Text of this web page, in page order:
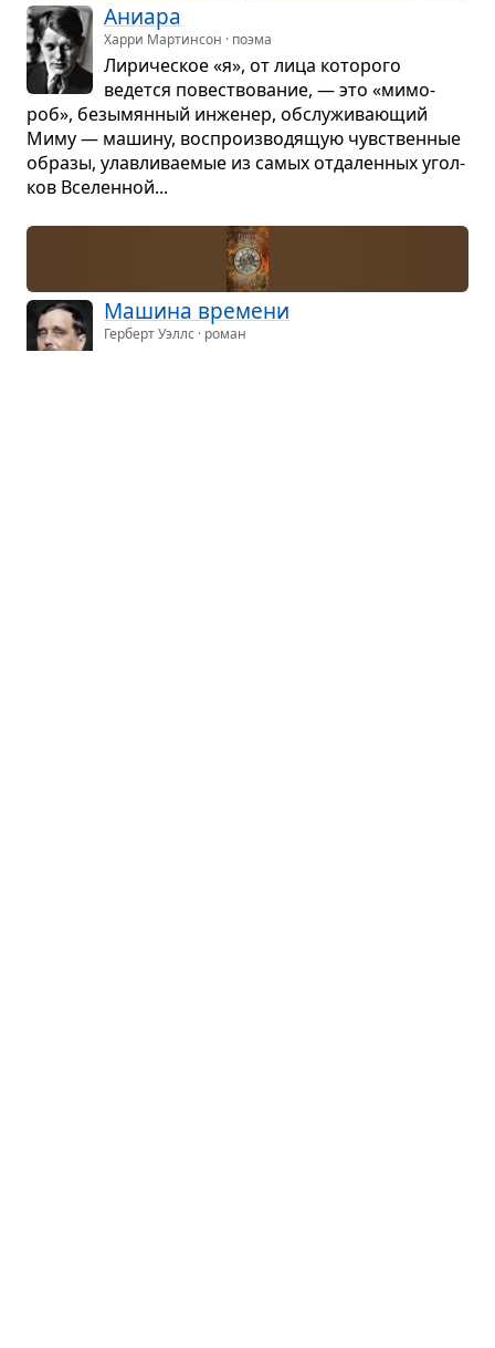
Ани­ара
Харри Мартинсон · поэма
Лири­че­ское «я», от лица кото­рого
ведется повест­во­ва­ние, — это «мимо­
роб», безы­мян­ный инже­нер, обслу­жи­ва­ю­щий
Миму — машину, вос­про­из­во­дя­щую чув­ствен­ные
образы, улав­ли­ва­е­мые из самых отда­лен­ных угол­
ков Все­лен­ной...
Машина вре­мени
Герберт Уэллс · роман